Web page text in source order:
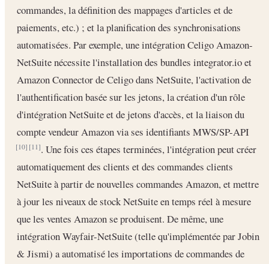
commandes, la définition des mappages d'articles et de
paiements, etc.) ; et la planification des synchronisations
automatisées. Par exemple, une intégration Celigo Amazon-
NetSuite nécessite l'installation des bundles integrator.io et
Amazon Connector de Celigo dans NetSuite, l'activation de
l'authentification basée sur les jetons, la création d'un rôle
d'intégration NetSuite et de jetons d'accès, et la liaison du
compte vendeur Amazon via ses identifiants MWS/SP-API
[10] [11]. Une fois ces étapes terminées, l'intégration peut créer
automatiquement des clients et des commandes clients
NetSuite à partir de nouvelles commandes Amazon, et mettre
à jour les niveaux de stock NetSuite en temps réel à mesure
que les ventes Amazon se produisent. De même, une
intégration Wayfair-NetSuite (telle qu'implémentée par Jobin
& Jismi) a automatisé les importations de commandes de